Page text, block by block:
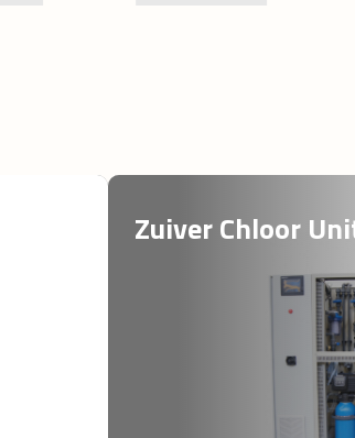
Zuiver Chloor